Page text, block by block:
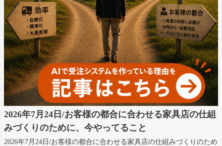
2026年7月24日/お客様の都合に合わせる家具店の仕組
みづくりのために、今やってること
2026年7月24日/お客様の都合に合わせる家具店の仕組みづくりのため